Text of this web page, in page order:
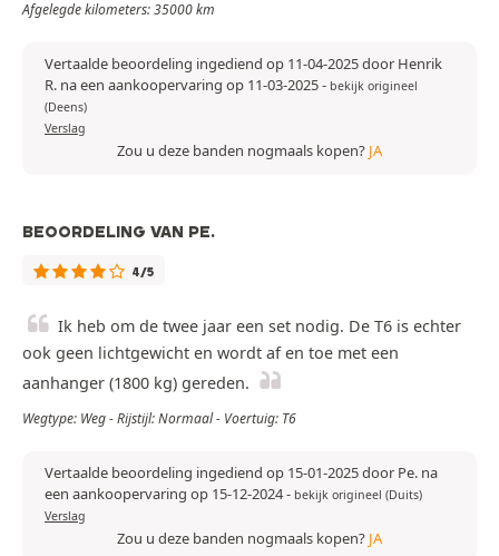
Afgelegde kilometers: 35000 km
Vertaalde beoordeling ingediend op 11-04-2025 door Henrik
R. na een aankoopervaring op 11-03-2025- bekijk origineel
(Deens)
Verslag
Zou u deze banden nogmaals kopen? JA
BEOORDELING VAN PE.
4/5
Ik heb om de twee jaar een set nodig. De T6 is echter
ook geen lichtgewicht en wordt af en toe met een
aanhanger (1800 kg) gereden.
Wegtype: Weg - Rijstijl: Normaal - Voertuig: T6
Vertaalde beoordeling ingediend op 15-01-2025 door Pe. na
een aankoopervaring op 15-12-2024- bekijk origineel (Duits)
Verslag
Zou u deze banden nogmaals kopen? JA